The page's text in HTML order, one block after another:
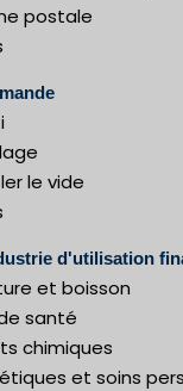
postale
le vide
d'utilisation
et boisson
santé
chimiques
et soins